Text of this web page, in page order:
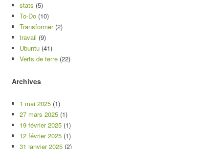
stats (5)
To-Do (10)
Transformer(2)
travail (9)
Ubuntu (41)
Verts de terre (22)
Archives
1 mai 2025 (1)
27 mars 2025 (1)
19 février 2025 (1)
12 février 2025 (1)
31 janvier 2025 (2)